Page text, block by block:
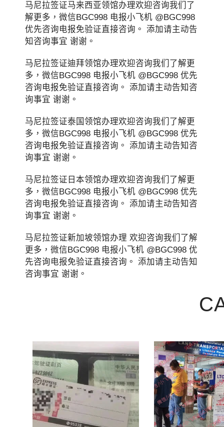
马尼拉签证马来西亚领馆办理欢迎咨询我们了
解更多，微信BGC998 电报小飞机 @BGC998
优先咨询电报免验证直接咨询。 添加请主动告
知咨询事宜 谢谢。
马尼拉签证迪拜领馆办理欢迎咨询我们了解更
多，微信BGC998 电报小飞机 @BGC998 优先
咨询电报免验证直接咨询。 添加请主动告知咨
询事宜 谢谢。
马尼拉签证泰国领馆办理欢迎咨询我们了解更
多，微信BGC998 电报小飞机 @BGC998 优先
咨询电报免验证直接咨询。 添加请主动告知咨
询事宜 谢谢。
马尼拉签证日本领馆办理欢迎咨询我们了解更
多，微信BGC998 电报小飞机 @BGC998 优先
咨询电报免验证直接咨询。 添加请主动告知咨
询事宜 谢谢。
马尼拉签证新加坡领馆办理 欢迎咨询我们了解
更多，微信BGC998 电报小飞机 @BGC998 优
先咨询电报免验证直接咨询。 添加请主动告知
咨询事宜 谢谢。